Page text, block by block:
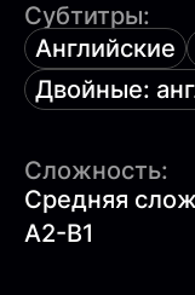
Субтитры:
Английские
Двойные:
Сложность:
Средняя
A2-B1